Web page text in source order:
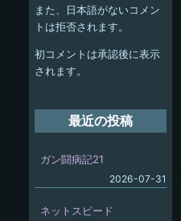
また、日本語がないコメン
トは拒否されます。
初コメントは承認後に表示
されます。
最近の投稿
ガン闘病記21
2026-07-31
ネットスピード